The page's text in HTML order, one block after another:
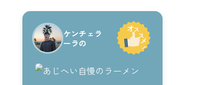
ケンチェラ
ーラの